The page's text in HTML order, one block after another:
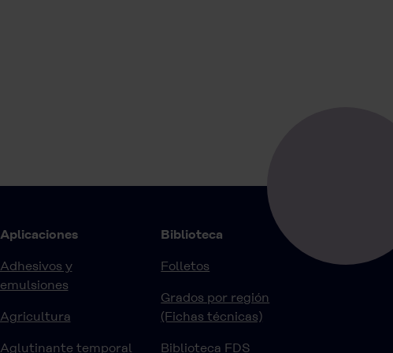
Aplicaciones
Adhesivos y
emulsiones
Agricultura
Aglutinante temporal
Biblioteca
Folletos
Grados por región
(Fichas técnicas)
Biblioteca FDS